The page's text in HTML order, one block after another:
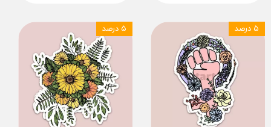
۵ درصد ۵ درصد